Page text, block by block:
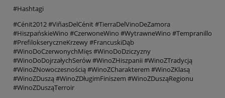
#Hashtagi
#Cénit2012 #ViñasDelCénit #TierraDelVinoDeZamora
#HiszpańskieWino #CzerwoneWino #WytrawneWino #Tempranillo
#PrefilokseryczneKrzewy #FrancuskiDąb
#WinoDoCzerwonychMięs #WinoDoDziczyzny
#WinoDoDojrzałychSerów #WinoZHiszpanii #WinoZTradycją
#WinoZNowoczesnością #WinoZCharakterem #WinoZKlasą
#WinoZDuszą #WinoZDługimFiniszem #WinoZDusząRegionu
#WinoZDusząTerroir